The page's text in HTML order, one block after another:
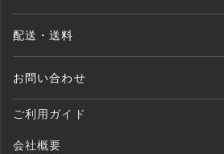
がご利用いただけます。
配送・送料
お問い合わせ
MAIL：shopping@monogallery.jp
ご利用ガイド
会社概要